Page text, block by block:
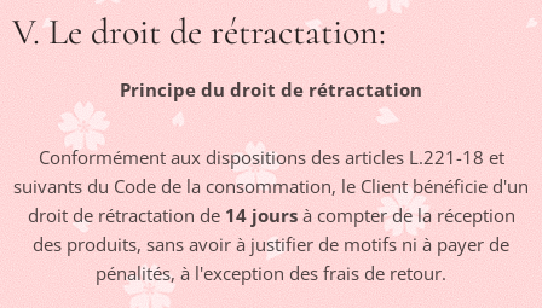
V. Le droit de rétractation:
Principe du droit de rétractation
Conformément aux dispositions des articles L.221-18 et
suivants du Code de la consommation, le Client bénéficie d'un
droit de rétractation de 14 joursà compter de la réception
des produits, sans avoir à justifier de motifs ni à payer de
pénalités, à l'exception des frais de retour.